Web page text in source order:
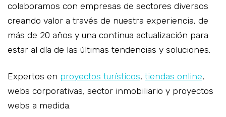
colaboramos con empresas de sectores diversos
creando valor a través de nuestra experiencia, de
más de 20 años y una continua actualización para
estar al día de las últimas tendencias y soluciones.
Expertos en proyectos turísticos, tiendas online,
webs corporativas, sector inmobiliario y proyectos
webs a medida.